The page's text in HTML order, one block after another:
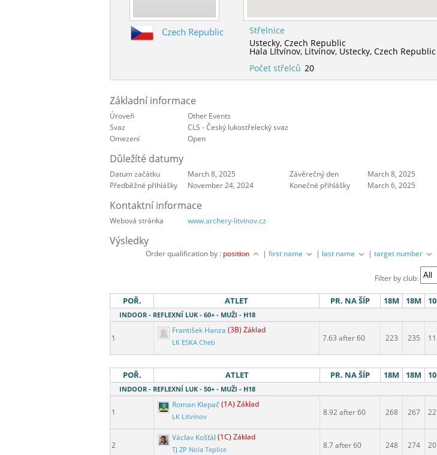
Czech Republic
Střelnice
Ustecky,Czech Republic
Hala LItvínov, Litvínov, Ustecky,Czech Republic
Počet střelců 20
Základní informace
Úroveň
Other Events
Svaz
CLS - Český lukostřelecký svaz
Omezení
Open
Důležíté datumy
Datum začátku March 8, 2025 Závěrečný den
March 8, 2025
Předběžné přihlášky
November 24, 2024 Konečné přihlášky March 6, 2025
Kontaktní informace
Webová stránka www.archery-litvinov.cz
Výsledky
Order qualification by : position |first name | last name |target number
Filter by club:
POŘ. ATLET PR. NA ŠÍP 18M 18M 10
INDOOR - REFLEXNÍ LUK - 60+ - MUŽI - H18
1
František Hanza (3B) Základ
LK ESKA Cheb 7.63 after 60 223 235 11
POŘ. ATLET PR. NA ŠÍP 18M 18M 10
INDOOR - REFLEXNÍ LUK - 50+ - MUŽI - H18
1
Roman Klepač(1A) Základ
LK Litvínov 8.92 after 60 268 267 22
2
Václav Košťál (1C) Základ
TJ ZP Nola Teplice 8.7 after 60 248 274 20